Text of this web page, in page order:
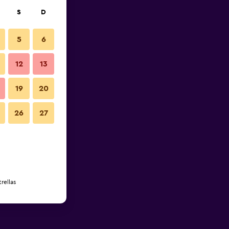
S D
5 6
12 13
19 20
26 27